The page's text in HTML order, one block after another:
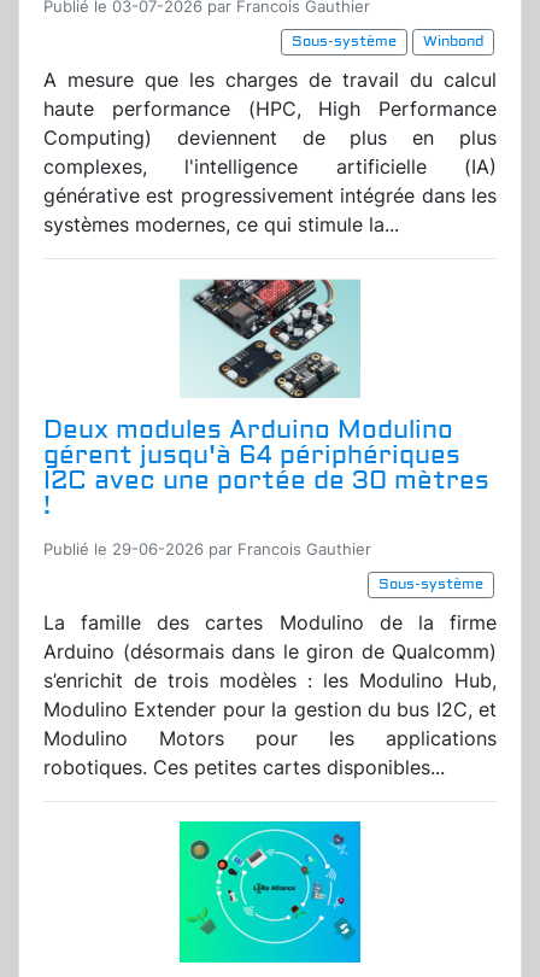
Publié le 03-07-2026 par Francois Gauthier
Sous-système
Winbond
A mesure que les charges de travail du calcul
haute performance (HPC, High Performance
Computing) deviennent de plus en plus
complexes, l'intelligence artificielle (IA)
générative est progressivement intégrée dans les
systèmes modernes, ce qui stimule la...
Deux modules Arduino Modulino
gérent jusqu'à 64 périphériques
I2C avec une portée de 30 mètres
!
Publié le 29-06-2026 par Francois Gauthier
Sous-système
La famille des cartes Modulino de la firme
Arduino (désormais dans le giron de Qualcomm)
s’enrichit de trois modèles : les Modulino Hub,
Modulino Extender pour la gestion du bus I2C, et
Modulino Motors pour les applications
robotiques. Ces petites cartes disponibles...